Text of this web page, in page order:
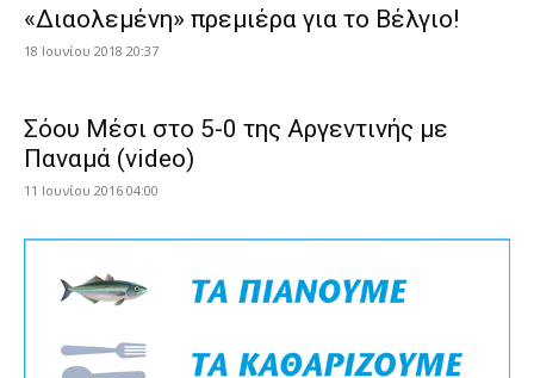
«Διαολεμένη» πρεμιέρα για το Βέλγιο!
18 Ιουνίου 2018 20:37
Σόου Μέσι στο 5-0 της Αργεντινής με
Παναμά (video)
11 Ιουνίου 2016 04:00